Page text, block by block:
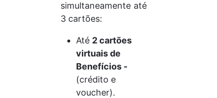
simultaneamente até
3 cartões:
Até 2 cartões
virtuais de
Benefícios -
(crédito e
voucher).